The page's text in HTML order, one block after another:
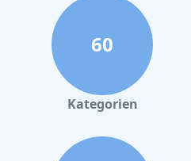
Partenkirchen
60
Kategorien